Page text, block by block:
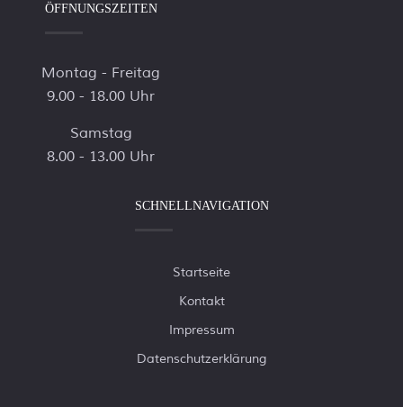
ÖFFNUNGSZEITEN
Montag - Freitag
9.00 - 18.00 Uhr
Samstag
8.00 - 13.00 Uhr
SCHNELLNAVIGATION
Startseite
Kontakt
Impressum
Datenschutzerklärung